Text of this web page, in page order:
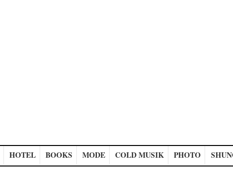
HOTEL BOOKS MODE COLD MUSIK PHOTO